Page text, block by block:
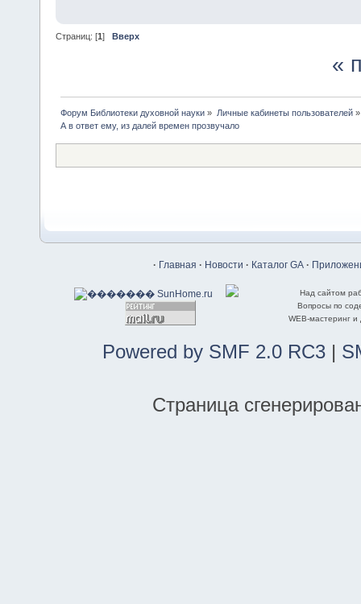
Страниц: [1 ] Вверх
«
Форум Библиотеки духовной науки » Личные кабинеты пользователей»
А в ответ ему, из далей времен прозвучало
· Главная · Новости · Каталог GA ·
Над сайтом
Вопросы по
WEB-мастеринг
Powered by SMF 2.0 RC3 |
Страница